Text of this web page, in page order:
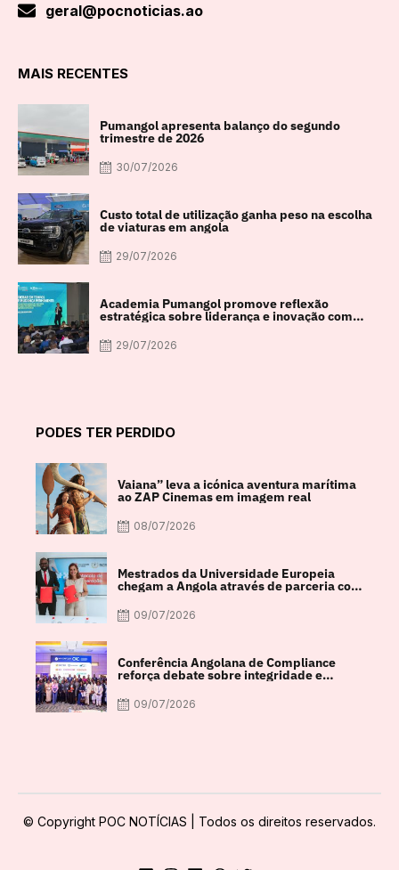
geral@pocnoticias.ao
MAIS RECENTES
Pumangol apresenta balanço do segundo
trimestre de 2026
30/07/2026
Custo total de utilização ganha peso na escolha
de viaturas em angola
29/07/2026
Academia Pumangol promove reflexão
estratégica sobre liderança e inovação com
especialista internacional Nadim Habib
29/07/2026
PODES TER PERDIDO
Vaiana” leva a icónica aventura marítima
ao ZAP Cinemas em imagem real
08/07/2026
Mestrados da Universidade Europeia
chegam a Angola através de parceria com
a FACUL
09/07/2026
Conferência Angolana de Compliance
reforça debate sobre integridade e
crescimento económico
09/07/2026
© Copyright POC NOTÍCIAS | Todos os direitos reservados.